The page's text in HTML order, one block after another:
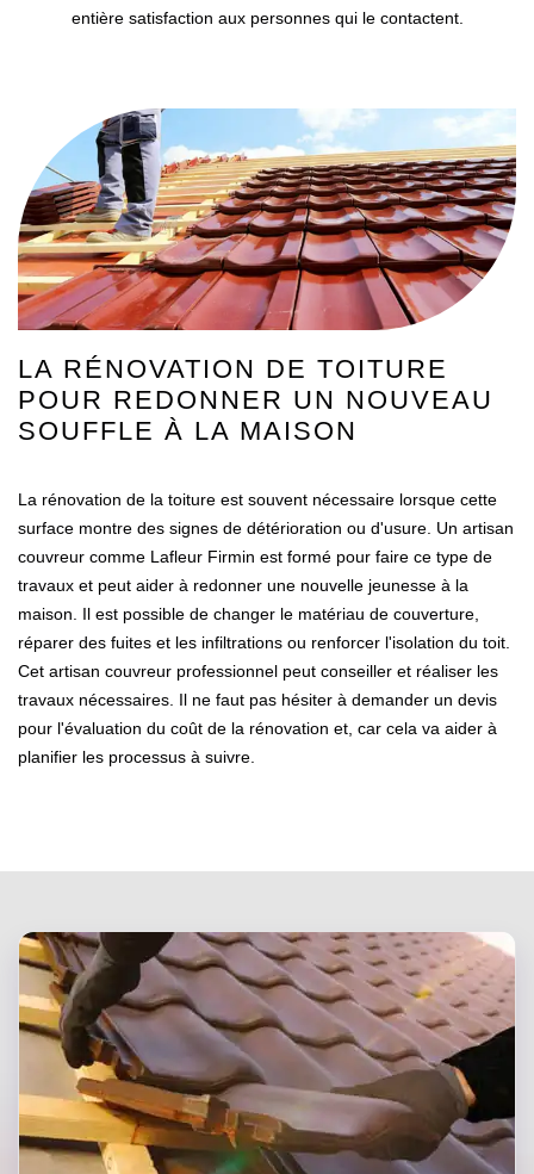
entière satisfaction aux personnes qui le contactent.
LA RÉNOVATION DE TOITURE
POUR REDONNER UN NOUVEAU
SOUFFLE À LA MAISON
La rénovation de la toiture est souvent nécessaire lorsque cette
surface montre des signes de détérioration ou d'usure. Un artisan
couvreur comme Lafleur Firmin est formé pour faire ce type de
travaux et peut aider à redonner une nouvelle jeunesse à la
maison. Il est possible de changer le matériau de couverture,
réparer des fuites et les infiltrations ou renforcer l'isolation du toit.
Cet artisan couvreur professionnel peut conseiller et réaliser les
travaux nécessaires. Il ne faut pas hésiter à demander un devis
pour l'évaluation du coût de la rénovation et, car cela va aider à
planifier les processus à suivre.